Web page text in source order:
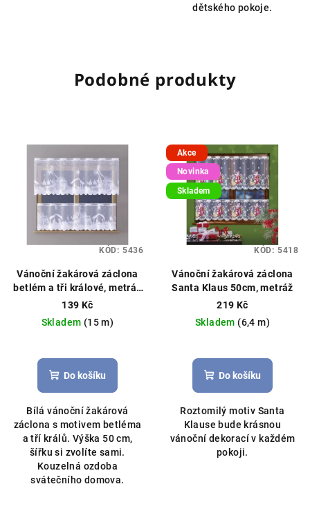
dětského pokoje.
Podobné produkty
Vánoční žakárová záclona
betlém a tři králové, metráž
výška 50cm bílá
139 Kč
Skladem (15 m)
hodnocení
produktu
z
5
hvězdiček.
Do košíku
Bílá vánoční žakárová
záclona s motivem betléma
a tří králů. Výška 50 cm,
šířku si zvolíte sami.
Kouzelná ozdoba
svátečního domova.
KÓD: 5436
Akce
Novinka
Skladem
Vánoční žakárová záclona
Santa Klaus 50cm, metráž
219 Kč
Skladem (6,4 m)
hodnocení
produktu
z
5
hvězdiček.
Do košíku
Roztomilý motiv Santa
Klause bude krásnou
vánoční dekorací v každém
pokoji.
KÓD: 5418